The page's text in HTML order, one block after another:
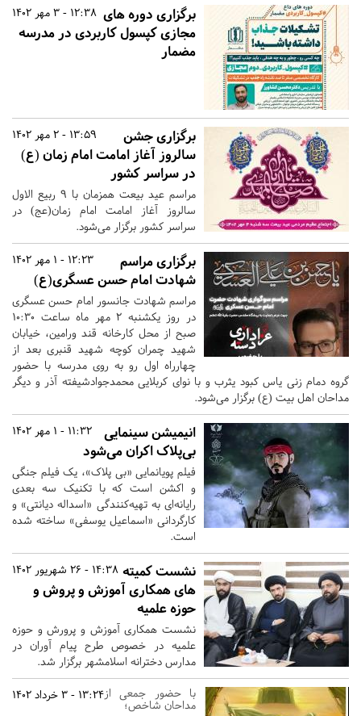
12:38 - 3 مهر 1402 برگزاری دوره های
مجازی کپسول کاربردی در مدرسه
مضمار
13:59 - 2 مهر 1402
برگزاری جشن
سالروز آغاز امامت امام زمان (ع)
در سراسر کشور
مراسم عید بیعت همزمان با 9 ربیع الاول
سالروز آغاز امامت امام زمان(عج) در
سراسر کشور برگزار می‌شود.
12:23 - 1 مهر 1402
برگزاری مراسم
شهادت امام حسن عسگری(ع)
مراسم شهادت جانسور امام حسن عسگری
در روز یکشنبه ۲ مهر ماه ساعت ۱۰:۳۰
صبح از محل کارخانه قند ورامین، خیابان
شهید چمران کوچه شهید قنبری بعد از
چهارراه اول رو به روی مدرسه با حضور
گروه دمام زنی یاس کبود یثرب و با نوای کربلایی محمدجوادشیفته آذر و دیگر
مداحان اهل بیت (ع) برگزار می‌شود.
11:32 - 1 مهر 1402
انیمیشن سینمایی
بی‌پلاک اکران می‌شود
فیلم پویانمایی «بی پلاک»، یک فیلم جنگی
و اکشن است که با تکنیک سه بعدی
رایانه‌ای به تهیه‌کنندگی «اسداله دیانتی» و
کارگردانی «اسماعیل یوسفی» ساخته شده
است.
14:38 - 26 شهریور 1402 نشست کمیته
های همکاری آموزش و پروش و
حوزه علمیه
نشست همکاری آموزش و پرورش و حوزه
علمیه در خصوص طرح پیام آوران در
مدارس دخترانه اسلامشهر برگزار شد.
13:24 - 3 خرداد 1402با حضور جمعی از
مداحان شاخص؛